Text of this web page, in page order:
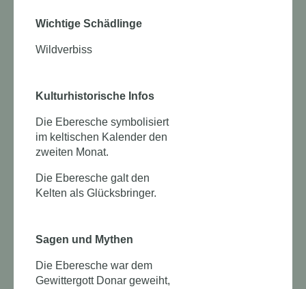
Wichtige Schädlinge
Wildverbiss
Kulturhistorische Infos
Die Eberesche symbolisiert
im keltischen Kalender den
zweiten Monat.
Die Eberesche galt den
Kelten als Glücksbringer.
Sagen und Mythen
Die Eberesche war dem
Gewittergott Donar geweiht,